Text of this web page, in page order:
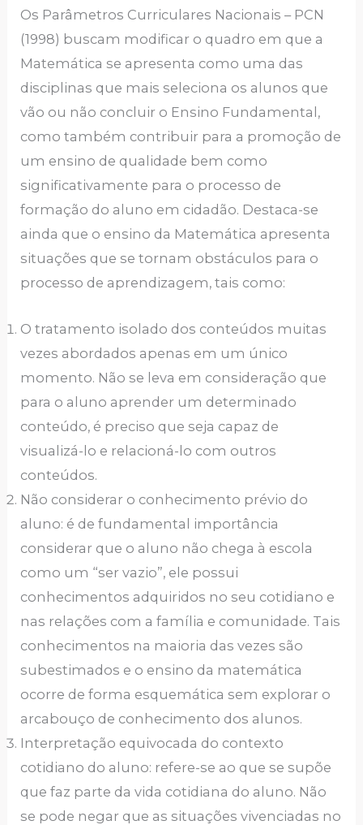
Os Parâmetros Curriculares Nacionais – PCN
(1998) buscam modificar o quadro em que a
Matemática se apresenta como uma das
disciplinas que mais seleciona os alunos que
vão ou não concluir o Ensino Fundamental,
como também contribuir para a promoção de
um ensino de qualidade bem como
significativamente para o processo de
formação do aluno em cidadão. Destaca-se
ainda que o ensino da Matemática apresenta
situações que se tornam obstáculos para o
processo de aprendizagem, tais como:
O tratamento isolado dos conteúdos muitas
vezes abordados apenas em um único
momento. Não se leva em consideração que
para o aluno aprender um determinado
conteúdo, é preciso que seja capaz de
visualizá-lo e relacioná-lo com outros
conteúdos.
Não considerar o conhecimento prévio do
aluno: é de fundamental importância
considerar que o aluno não chega à escola
como um “ser vazio”, ele possui
conhecimentos adquiridos no seu cotidiano e
nas relações com a família e comunidade. Tais
conhecimentos na maioria das vezes são
subestimados e o ensino da matemática
ocorre de forma esquemática sem explorar o
arcabouço de conhecimento dos alunos.
Interpretação equivocada do contexto
cotidiano do aluno: refere-se ao que se supõe
que faz parte da vida cotidiana do aluno. Não
se pode negar que as situações vivenciadas no